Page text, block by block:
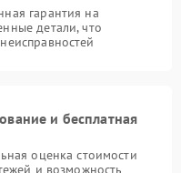
гарантия на
детали, что
и бесплатная
оценка стоимости
и возможность